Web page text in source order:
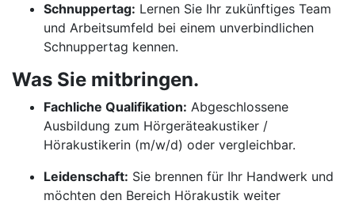
Schnuppertag: Lernen Sie Ihr zukünftiges Team
und Arbeitsumfeld bei einem unverbindlichen
Schnuppertag kennen.
Was Sie mitbringen.
Fachliche Qualifikation: Abgeschlossene
Ausbildung zum Hörgeräteakustiker /
Hörakustikerin (m/w/d) oder vergleichbar.
Leidenschaft: Sie brennen für Ihr Handwerk und
möchten den Bereich Hörakustik weiter